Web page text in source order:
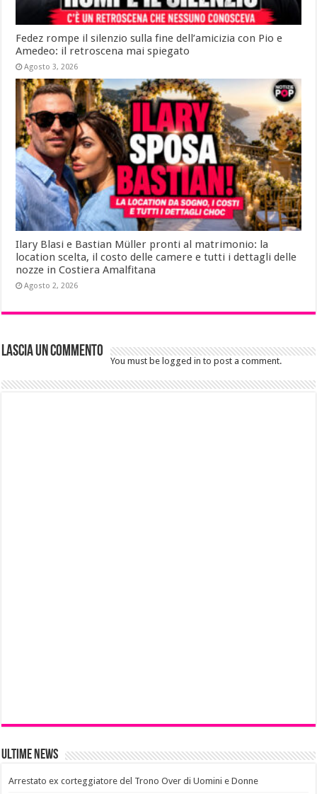
Fedez rompe il silenzio sulla fine dell’amicizia con Pio e
Amedeo: il retroscena mai spiegato
Agosto 3, 2026
Ilary Blasi e Bastian Müller pronti al matrimonio: la
location scelta, il costo delle camere e tutti i dettagli delle
nozze in Costiera Amalfitana
Agosto 2, 2026
Lascia un commento
You must be logged in to post a comment.
Ultime News
Arrestato ex corteggiatore del Trono Over di Uomini e Donne